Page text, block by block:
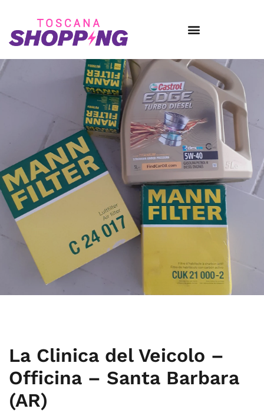
La Clinica del Veicolo –
Officina – Santa Barbara
(AR)